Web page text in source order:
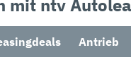
mit ntv
Antrieb